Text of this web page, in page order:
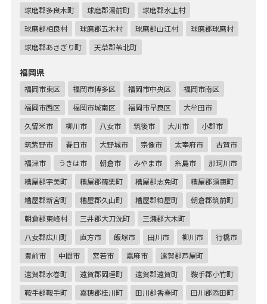
球磨郡多良木町 球磨郡湯前町
球磨郡水上村
球磨郡相良村
球磨郡五木村 球磨郡山江村
球磨郡球磨村
球磨郡あさぎり町
天草郡苓北町
福岡県
福岡市東区 福岡市博多区 福岡市中央区
福岡市南区
福岡市西区
福岡市城南区 福岡市早良区
大牟田市
久留米市
柳川市 八女市 筑後市 大川市
小郡市
筑紫野市
春日市 大野城市 宗像市 太宰府市
古賀市
福津市
うきは市 朝倉市 みやま市 糸島市
那珂川市
糟屋郡宇美町
糟屋郡篠栗町 糟屋郡志免町
糟屋郡須惠町
糟屋郡新宮町
糟屋郡久山町 糟屋郡粕屋町
朝倉郡筑前町
朝倉郡東峰村
三井郡大刀洗町
三潴郡大木町
八女郡広川町
直方市 飯塚市 田川市 柳川市
行橋市
豊前市
中間市 宮若市 嘉麻市
遠賀郡芦屋町
遠賀郡水巻町
遠賀郡岡垣町 遠賀郡遠賀町
鞍手郡小竹町
鞍手郡鞍手町
嘉穂郡桂川町 田川郡香春町
田川郡添田町